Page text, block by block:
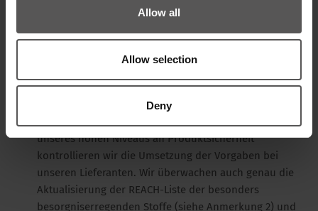
Allow all
Allow selection
Deny
Autorisierung freigegeben wurden, in den
Erzeugnissen von MAGE enthalten ist.
Als nachgeschalteter Anwender halten wir uns an die
Lieferanten, dass sie sicherstellen, dass alle
verwendeten chemischen Stoffe in der REACH-
unseres hohen Niveaus an Produktsicherheit
kontrollieren wir die Umsetzung der Vorgaben bei
unseren Lieferanten. Wir überwachen auch genau die
Aktualisierung der REACH-Liste der besonders
besorgniserregenden Stoffe (siehe Anmerkung 2) und